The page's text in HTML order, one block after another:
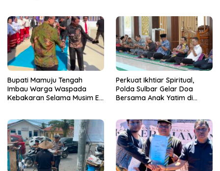
Bupati Mamuju Tengah
Imbau Warga Waspada
Kebakaran Selama Musim El
Perkuat Ikhtiar Spiritual,
Polda Sulbar Gelar Doa
Bersama Anak Yatim di